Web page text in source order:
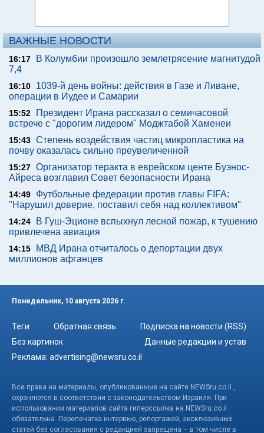
ВАЖНЫЕ НОВОСТИ
16:17
В Колумбии произошло землетрясение магнитудой
7,4
16:10
1039-й день войны: действия в Газе и Ливане,
операции в Иудее и Самарии
15:52
Президент Ирана рассказал о семичасовой
встрече с "дорогим лидером" Моджтабой Хаменеи
15:43 Степень воздействия частиц микропластика на
почву оказалась сильно преувеличенной
15:27 Организатор теракта в еврейском центе Буэнос-
Айреса возглавил Совет безопасности Ирана
14:49
Футбольные федерации против главы FIFA:
"Нарушил доверие, поставил себя над коллективом"
14:24
В Гуш-Эционе вспыхнул лесной пожар, к тушению
привлечена авиация
14:15
МВД Ирана отчиталось о депортации двух
миллионов афганцев
Понедельник, 10 августа 2026 г.
Теги Обратная связь
Подписка на новости (RSS)
Без картинок
Данные редакции и устав
Реклама: advertising@newsru.co.il
Все права на материалы, опубликованные на сайте NEWSru.co.il ,
охраняются в соответствии с законодательством Израиля. При
использовании материалов сайта гиперссылка на NEWSru.co.il
обязательна. Перепечатка интервью, репортажей, эксклюзивных
статей без согласования с редакцией запрещена – в том числе в